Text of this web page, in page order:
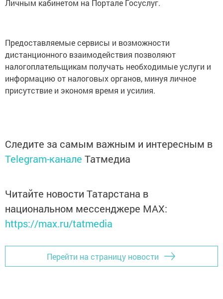
Личным кабинетом на Портале Госуслуг.
Предоставляемые сервисы и возможности
дистанционного взаимодействия позволяют
налогоплательщикам получать необходимые услуги и
информацию от налоговых органов, минуя личное
присутствие и экономя время и усилия.
Следите за самым важным и интересным в
Telegram-канале Татмедиа
Читайте новости Татарстана в
национальном мессенджере MАХ:
https://max.ru/tatmedia
Перейти на страницу новости